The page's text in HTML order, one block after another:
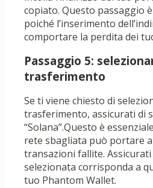
copiato. Questo passaggio
poiché l’inserimento
comportare la perdita dei
Passaggio 5:
trasferimento
Se ti viene chiesto di
trasferimento, assicurati di
“Solana”.Questo è
rete sbagliata può portare
transazioni fallite. Assicurati
selezionata corrisponda a
tuo Phantom Wallet.